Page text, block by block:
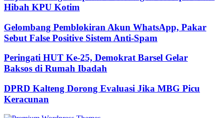
Hibah KPU Kotim
Gelombang Pemblokiran Akun WhatsApp, Pakar
Sebut False Positive Sistem Anti-Spam
Peringati HUT Ke-25, Demokrat Barsel Gelar
Baksos di Rumah Ibadah
DPRD Kalteng Dorong Evaluasi Jika MBG Picu
Keracunan